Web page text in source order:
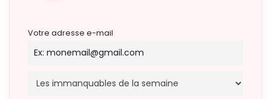
Votre adresse e-mail